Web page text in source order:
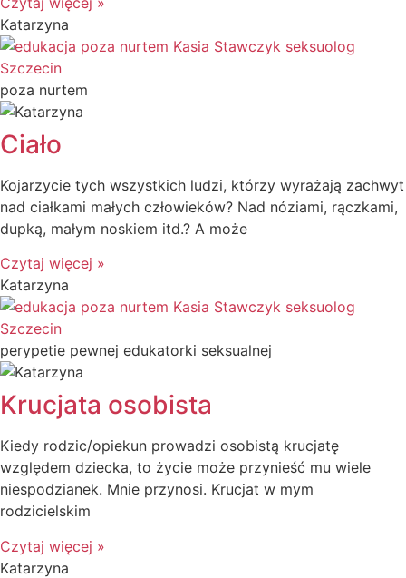
Katarzyna
poza nurtem
Ciało
Kojarzycie tych wszystkich ludzi, którzy wyrażają zachwyt
nad ciałkami małych człowieków? Nad nóziami, rączkami,
dupką, małym noskiem itd.? A może
Czytaj więcej »
Katarzyna
perypetie pewnej edukatorki seksualnej
Krucjata osobista
Kiedy rodzic/opiekun prowadzi osobistą krucjatę
względem dziecka, to życie może przynieść mu wiele
niespodzianek. Mnie przynosi. Krucjat w mym
rodzicielskim
Czytaj więcej »
Katarzyna